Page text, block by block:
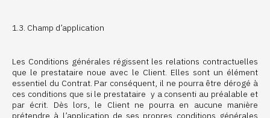
1.3. Champ d’application
Les Conditions générales régissent les relations contractuelles
que le prestataire noue avec le Client. Elles sont un élément
essentiel du Contrat. Par conséquent, il ne pourra être dérogé à
ces conditions que si le prestataire y a consenti au préalable et
par écrit. Dès lors, le Client ne pourra en aucune manière
prétendre à l’application de ses propres conditions générales